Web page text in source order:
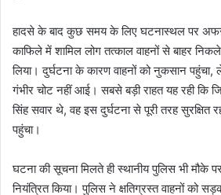
हादसे के बाद कुछ समय के लिए घटनास्थल पर
काफिले में शामिल लोग तत्काल वाहनों से बाहर
लिया। दुर्घटना के कारण वाहनों को नुकसान पहुंचा,
गंभीर चोट नहीं आई। सबसे बड़ी राहत यह रही कि
सिंह सवार थे, वह इस दुर्घटना से पूरी तरह
पहुंचा।
घटना की सूचना मिलते ही स्थानीय पुलिस भी मौके
नियंत्रित किया। पुलिस ने क्षतिग्रस्त वाहनों को